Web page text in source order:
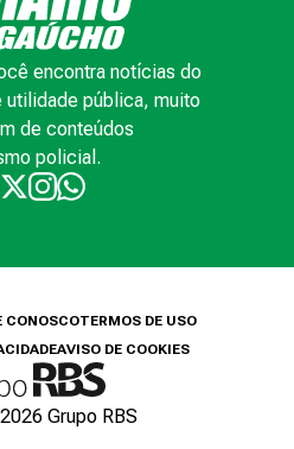
encontra notícias do
utilidade pública, muito
de conteúdos
policial.
CONOSCOTERMOS DE USO
AVISO DE COOKIES
2026 Grupo RBS